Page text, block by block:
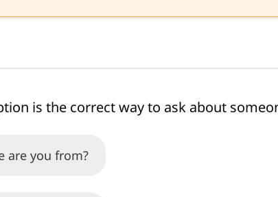
is the correct way to ask about
are you from?